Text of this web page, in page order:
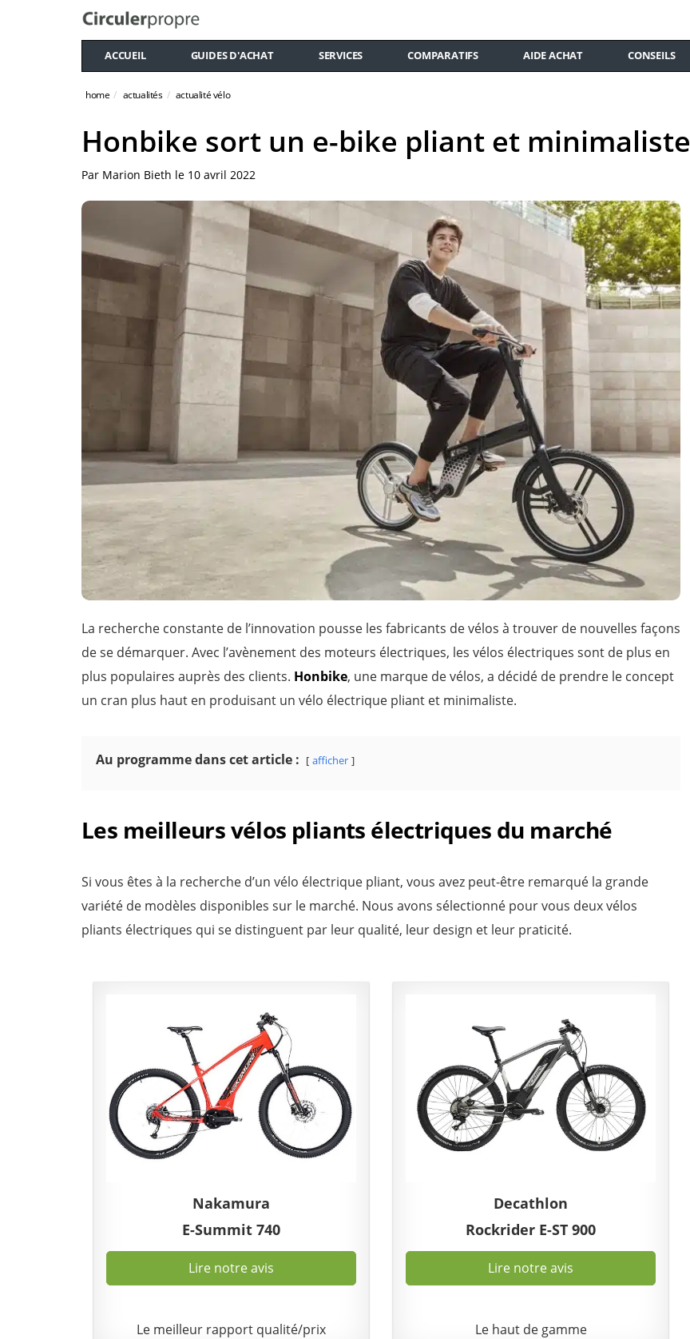
ACCUEIL GUIDES D'ACHAT SERVICES COMPARATIFS AIDE ACHAT CONSEILS
home actualités actualité vélo
Honbike sort un e-bike pliant et minimaliste
Par Marion Bieth le 10 avril 2022
La recherche constante de l’innovation pousse les fabricants de vélos à trouver de nouvelles façons
de se démarquer. Avec l’avènement des moteurs électriques, les vélos électriques sont de plus en
plus populaires auprès des clients. Honbike, une marque de vélos, a décidé de prendre le concept
un cran plus haut en produisant un vélo électrique pliant et minimaliste.
Au programme dans cet article : afficher
Les meilleurs vélos pliants électriques du marché
Si vous êtes à la recherche d’un vélo électrique pliant, vous avez peut-être remarqué la grande
variété de modèles disponibles sur le marché. Nous avons sélectionné pour vous deux vélos
pliants électriques qui se distinguent par leur qualité, leur design et leur praticité.
Nakamura
E-Summit 740
Lire notre avis
Le meilleur rapport qualité/prix
Decathlon
Rockrider E-ST 900
Lire notre avis
Le haut de gamme